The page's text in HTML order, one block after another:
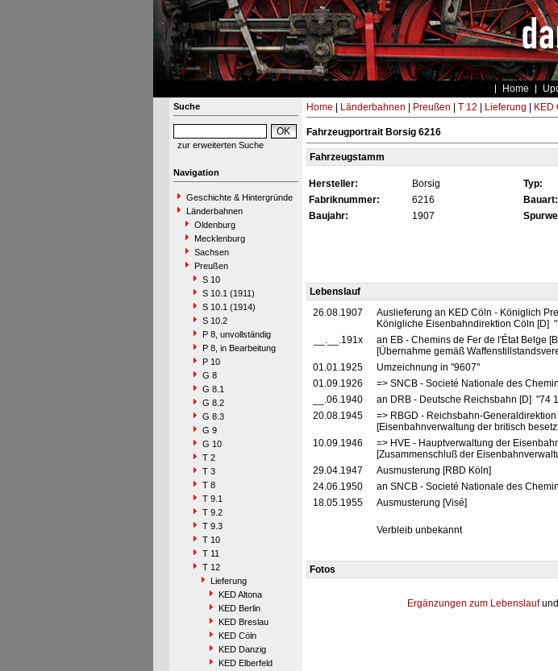
Home
Suche
zur erweiterten Suche
Navigation
Geschichte & Hintergründe
Länderbahnen
Oldenburg
Mecklenburg
Sachsen
Preußen
S 10
S 10.1 (1911)
S 10.1 (1914)
S 10.2
P 8, unvollständig
P 8, in Bearbeitung
P 10
G 8
G 8.1
G 8.2
G 8.3
G 9
G 10
T 2
T 3
T 8
T 9.1
T 9.2
T 9.3
T 10
T 11
T 12
Lieferung
KED Altona
KED Berlin
KED Breslau
KED Cöln
KED Danzig
KED Elberfeld
Home Länderbahnen Preußen T 12 Lieferung KED
Fahrzeugportrait Borsig 6216
Fahrzeugstamm
Hersteller: Borsig Typ:
Fabriknummer:
6216 Bauart:
Baujahr:
1907
Lebenslauf
26.08.1907
Auslieferung an KED Cöln - Königlich
Königliche Eisenbahndirektion Cöln [D]
__.__.191x
an EB - Chemins de Fer de l'État Belge
[Übernahme gemäß
01.01.1925
Umzeichnung in "9607"
01.09.1926
=> SNCB - Societé Nationale des
__.06.1940
an DRB - Deutsche Reichsbahn [D] "74
20.08.1945
=> RBGD - Reichsbahn-
[Eisenbahnverwaltung der britisch
10.09.1946
=> HVE - Hauptverwaltung der
[Zusammenschluß der
29.04.1947
Ausmusterung [RBD Köln]
24.06.1950
an SNCB - Societé Nationale des
18.05.1955
Ausmusterung [Visé]
Verbleib unbekannt
Fotos
Ergänzungen zum Lebenslaufund